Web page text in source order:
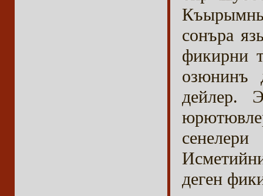
сонъра
фикирни
озюнинъ
дейлер.
деген